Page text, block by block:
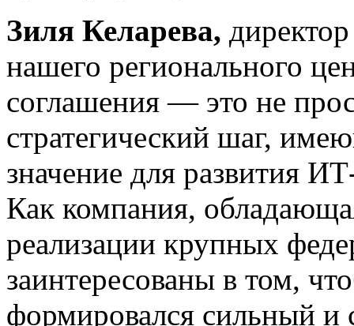
Зиля Келарева,
нашего регионального
соглашения — это не
стратегический шаг,
значение для развития
Как компания,
реализации крупных
заинтересованы в том,
формировался сильный и